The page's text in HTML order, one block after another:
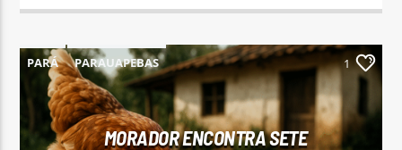
PARÁ PARAUAPEBAS 1
MORADOR ENCONTRA SETE